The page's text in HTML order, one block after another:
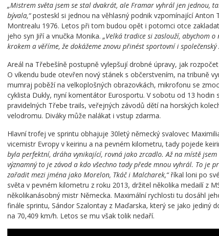
„Mistrem světa jsem se stal dvakrát, ale Framar vyhrál jen jednou,
bývala,“posteskl si jednou na věhlasný podnik vzpomínající Anton
Montrealu 1976. Letos při tom budou opět i potomci otce
jeho syn Jiří a vnučka Monika. „Velká tradice si zaslouží, abychom o
krokem a věříme, že dokážeme znovu přinést sportovní i společenský
Areál na Třebešíně postupně vylepšují drobné úpravy, jak
O víkendu bude otevřen nový stánek s občerstvením, na tribuně
mumraj poběží na velkoplošných obrazovkách, mikrofonu se
cyklista Dukly, nyní komentátor Eurosportu. V sobotu od 13 hodin
pravidelných Třebe trails, veřejných závodů dětí na horských
velodromu. Diváky může nalákat i vstup zdarma.
Hlavní trofej ve sprintu obhajuje 30letý německý svalovec
vicemistr Evropy v keirinu a na pevném kilometru, tady pojede
byla perfektní, dráha vynikající, rovná jako zrcadlo. Až na místě jsem
významný to je závod a kdo všechno tady přede mnou vyhrál. To je
zařadit mezi jména jako Morelon, Tkáč i Malcharek,“říkal loni po
světa v pevném kilometru z roku 2013, držitel několika medailí z
několikanásobný mistr Německa. Maximální rychlosti tu dosáhl
finále sprintu, Sándor Szalontay z Maďarska, který se jako jediný
na 70,409 km/h. Letos se mu však tolik nedaří.